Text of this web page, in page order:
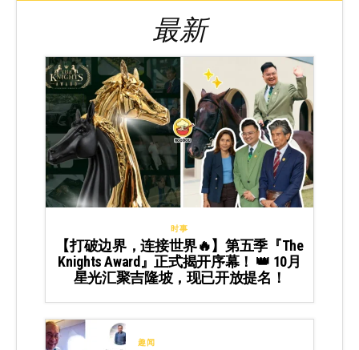
最新
时事
【打破边界，连接世界🔥】第五季『The
Knights Award』正式揭开序幕！ 👑 10月
星光汇聚吉隆坡，现已开放提名！
趣闻